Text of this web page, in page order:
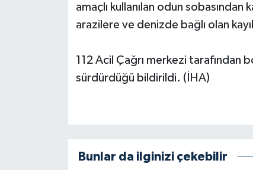
amaçlı kullanılan odun
arazilere ve denizde bağlı olan
112 Acil Çağrı merkezi tarafından
sürdürdüğü bildirildi. (İHA)
Bunlar da ilginizi çekebilir